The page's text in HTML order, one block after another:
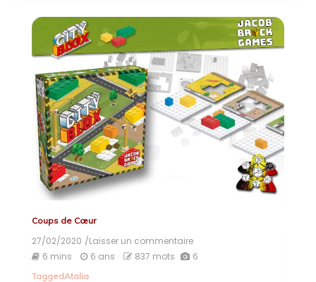
Coups de Cœur
27/02/2020 /Laisser un commentaireon
City
6 mins 6 ans 837 mots 6
TaggedAtalia